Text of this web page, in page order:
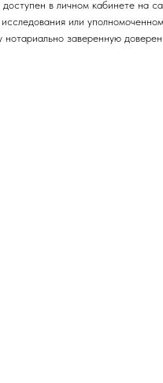
в личном кабинете на
исследования или
заверенную